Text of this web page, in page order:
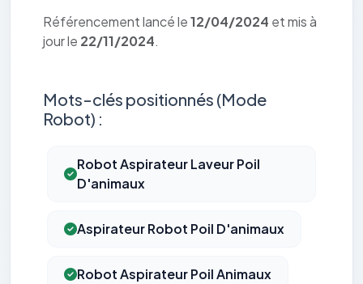
Référencement lancé le12/04/2024 et mis à
jour le 22/11/2024.
Mots-clés positionnés (Mode
Robot) :
Robot Aspirateur Laveur Poil
D'animaux
Aspirateur Robot Poil D'animaux
Robot Aspirateur Poil Animaux